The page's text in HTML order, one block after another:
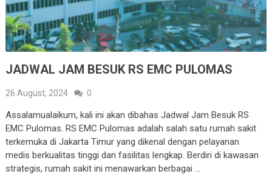
JADWAL JAM BESUK RS EMC PULOMAS
26 August, 2024 0
Assalamualaikum, kali ini akan dibahas Jadwal Jam Besuk RS
EMC Pulomas. RS EMC Pulomas adalah salah satu rumah sakit
terkemuka di Jakarta Timur yang dikenal dengan pelayanan
medis berkualitas tinggi dan fasilitas lengkap. Berdiri di kawasan
strategis, rumah sakit ini menawarkan berbagai …